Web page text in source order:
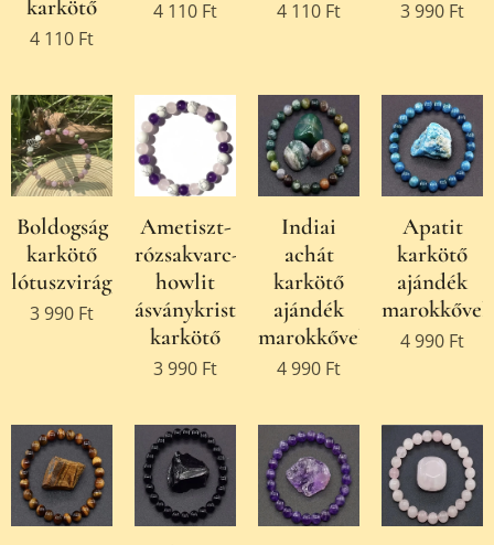
karkötő
4 110 Ft
4 110 Ft 4 110 Ft 3 990 Ft
Boldogság
karkötő
lótuszvirággal
3 990 Ft
Ametiszt-
rózsakvarc-
howlit
ásványkristály
karkötő
3 990 Ft
Indiai
achát
karkötő
ajándék
marokkővel
4 990 Ft
Apatit
karkötő
ajándék
marokkővel
4 990 Ft